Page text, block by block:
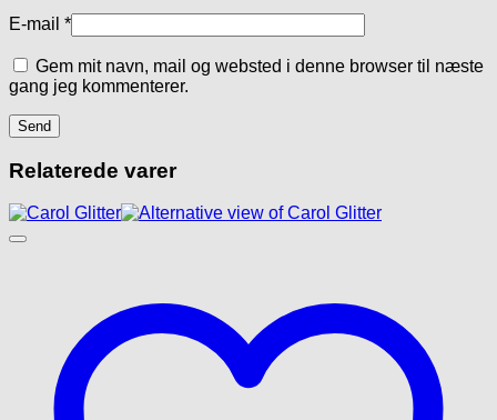
E-mail *
Gem mit navn, mail og websted i denne browser til næste
gang jeg kommenterer.
Relaterede varer